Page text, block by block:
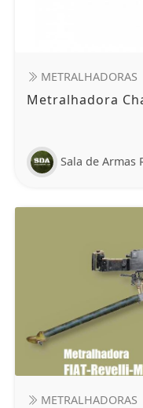
METRALHADORAS
Metralhadora
Sala de Armas
METRALHADORAS